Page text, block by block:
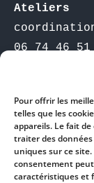
Pour offrir les
telles que les
appareils. Le fait
traiter des
uniques sur ce
consentement
caractéristiques et
Ateliers
06 74 46 51
36, rue du
Accueil
et les
16h30